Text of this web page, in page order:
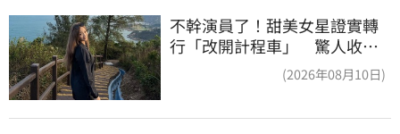
不幹演員了！甜美女星證實轉
行「改開計程車」 驚人收入
(2026年08月10日)